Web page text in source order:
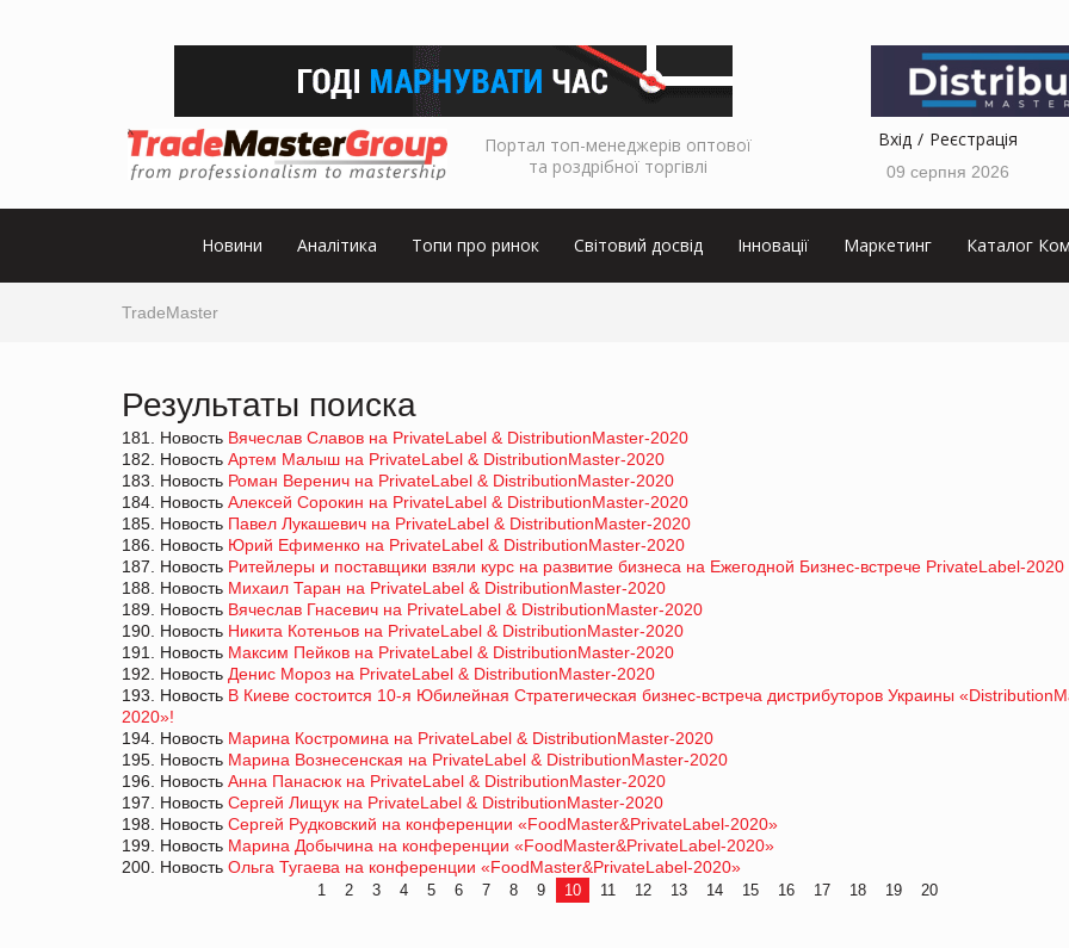
Портал топ-менеджерів оптової
та роздрібної торгівлі
Вхід Реєстрація
09 серпня 2026
Новини Аналітика Топи про ринок Світовий досвід Інновації Маркетинг Каталог
TradeMaster
Результаты поиска
181. Новость Вячеслав Славов на PrivateLabel & DistributionMaster-2020
182. Новость Артем Малыш на PrivateLabel & DistributionMaster-2020
183. Новость Роман Веренич на PrivateLabel & DistributionMaster-2020
184. Новость Алексей Сорокин на PrivateLabel & DistributionMaster-2020
185. Новость Павел Лукашевич на PrivateLabel & DistributionMaster-2020
186. Новость Юрий Ефименко на PrivateLabel & DistributionMaster-2020
187. Новость Ритейлеры и поставщики взяли курс на развитие бизнеса на Ежегодной Бизнес-встрече PrivateLabel-2020
188. Новость Михаил Таран на PrivateLabel & DistributionMaster-2020
189. Новость Вячеслав Гнасевич на PrivateLabel & DistributionMaster-2020
190. Новость Никита Котеньов на PrivateLabel & DistributionMaster-2020
191. Новость Максим Пейков на PrivateLabel & DistributionMaster-2020
192. Новость Денис Мороз на PrivateLabel & DistributionMaster-2020
193. Новость В Киеве состоится 10-я Юбилейная Стратегическая бизнес-встреча дистрибуторов Украины
2020»!
194. Новость Марина Костромина на PrivateLabel & DistributionMaster-2020
195. Новость Марина Вознесенская на PrivateLabel & DistributionMaster-2020
196. Новость Анна Панасюк на PrivateLabel & DistributionMaster-2020
197. Новость Сергей Лищук на PrivateLabel & DistributionMaster-2020
198. Новость Сергей Рудковский на конференции «FoodMaster&PrivateLabel-2020»
199. Новость Марина Добычина на конференции «FoodMaster&PrivateLabel-2020»
200. Новость Ольга Тугаева на конференции «FoodMaster&PrivateLabel-2020»
1 2 3 4 5 6 7 8 9 10 11 12 13 14 15 16 17 18 19 20